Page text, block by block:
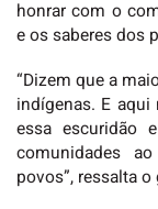
honrar com o
e os saberes dos
“Dizem que a
indígenas. E
essa escuridão
comunidades
povos”, ressalta